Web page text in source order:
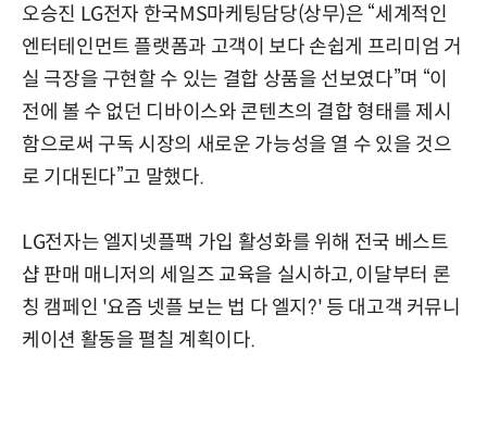
오승진 LG전자 한국MS마케팅담당(상무)은 “세계적인
엔터테인먼트 플랫폼과 고객이 보다 손쉽게 프리미엄 거
실 극장을 구현할 수 있는 결합 상품을 선보였다”며 “이
전에 볼 수 없던 디바이스와 콘텐츠의 결합 형태를 제시
함으로써 구독 시장의 새로운 가능성을 열 수 있을 것으
로 기대된다”고 말했다.
LG전자는 엘지넷플팩 가입 활성화를 위해 전국 베스트
샵 판매 매니저의 세일즈 교육을 실시하고, 이달부터 론
칭 캠페인 '요즘 넷플 보는 법 다 엘지?' 등 대고객 커뮤니
케이션 활동을 펼칠 계획이다.